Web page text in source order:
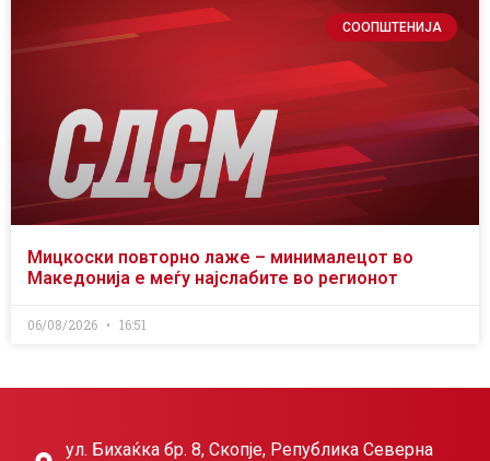
СООПШТЕНИЈА
Мицкоски повторно лаже – минималецот во
Македонија е меѓу најслабите во регионот
06/08/2026 16:51
ул. Бихаќка бр. 8, Скопје, Република Северна